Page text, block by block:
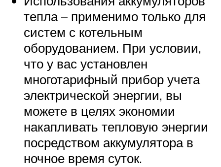
тепла – применимо только для
систем с котельным
оборудованием. При условии,
что у вас установлен
многотарифный прибор учета
электрической энергии, вы
можете в целях экономии
накапливать тепловую энергии
посредством аккумулятора в
ночное время суток.